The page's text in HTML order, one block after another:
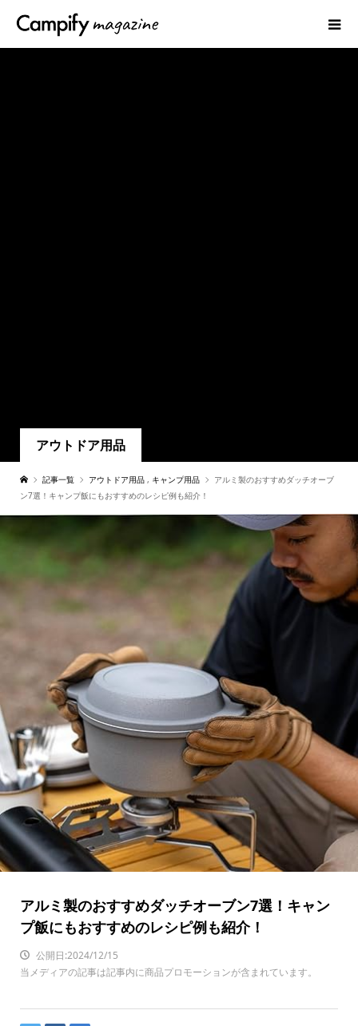
アウトドア用品
記事一覧 アウトドア用品 , キャンプ用品
アルミ製のおすすめダッチオーブ
ン7選！キャンプ飯にもおすすめのレシピ例も紹介！
アルミ製のおすすめダッチオーブン7選！キャン
プ飯にもおすすめのレシピ例も紹介！
公開日:2024/12/15
当メディアの記事は記事内に商品プロモーションが含まれています。